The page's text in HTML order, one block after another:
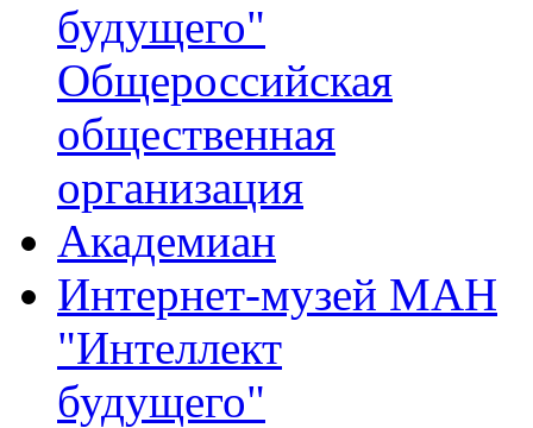
будущего"
Общероссийская
общественная
организация
Академиан
Интернет-музей МАН
"Интеллект
будущего"